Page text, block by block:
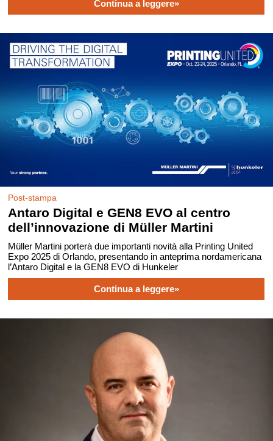
Continua a leggere»
Post-stampa
Antaro Digital e GEN8 EVO al centro
dell’innovazione di Müller Martini
Müller Martini porterà due importanti novità alla Printing United
Expo 2025 di Orlando, presentando in anteprima nordamericana
l’Antaro Digital e la GEN8 EVO di Hunkeler
Continua a leggere»